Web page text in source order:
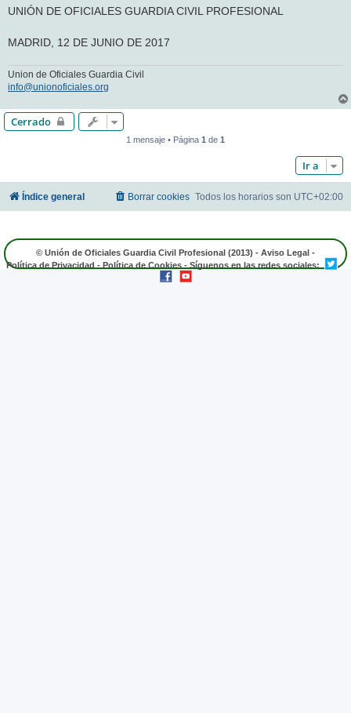
UNIÓN DE OFICIALES GUARDIA CIVIL PROFESIONAL
MADRID, 12 DE JUNIO DE 2017
Union de Oficiales Guardia Civil
info@unionoficiales.org
Cerrado
1 mensaje • Página 1 de 1
Ir a
Índice general Todos los horarios son UTC+02:00
Borrar cookies
© Unión de Oficiales Guardia Civil Profesional (2013) - Aviso Legal -
Política de Privacidad - Política de Cookies - Síguenos en las redes sociales: